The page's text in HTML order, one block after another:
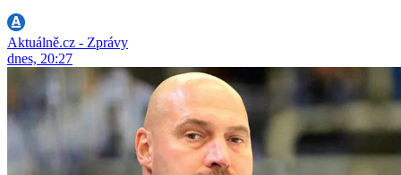
Aktuálně.cz - Zprávy
dnes, 20:27